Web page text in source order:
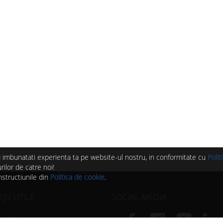
experienta ta pe website-ul nostru, in conformitate cu
de catre noi!
din Politica de cookie.